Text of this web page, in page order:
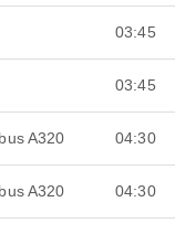
03:45
03:45
A320 04:30
A320 04:30